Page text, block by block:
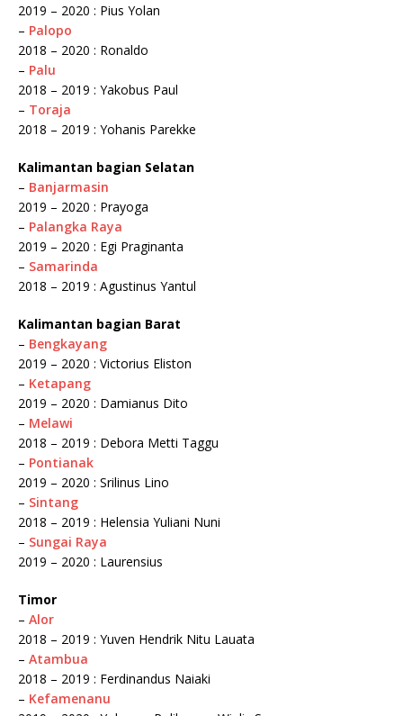
2019 – 2020 : Pius Yolan
– Palopo
2018 – 2020 : Ronaldo
– Palu
2018 – 2019 : Yakobus Paul
– Toraja
2018 – 2019 : Yohanis Parekke
Kalimantan bagian Selatan
– Banjarmasin
2019 – 2020 : Prayoga
– Palangka Raya
2019 – 2020 : Egi Praginanta
– Samarinda
2018 – 2019 : Agustinus Yantul
Kalimantan bagian Barat
– Bengkayang
2019 – 2020 : Victorius Eliston
– Ketapang
2019 – 2020 : Damianus Dito
– Melawi
2018 – 2019 : Debora Metti Taggu
– Pontianak
2019 – 2020 : Srilinus Lino
– Sintang
2018 – 2019 : Helensia Yuliani Nuni
– Sungai Raya
2019 – 2020 : Laurensius
Timor
– Alor
2018 – 2019 : Yuven Hendrik Nitu Lauata
– Atambua
2018 – 2019 : Ferdinandus Naiaki
– Kefamenanu